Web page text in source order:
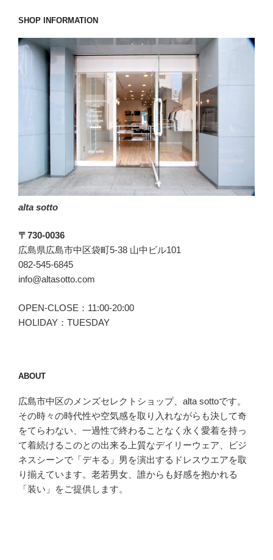
SHOP INFORMATION
alta sotto
〒730-0036
広島県広島市中区袋町5-38 山中ビル101
082-545-6845
info@altasotto.com
OPEN-CLOSE：11:00-20:00
HOLIDAY：TUESDAY
ABOUT
広島市中区のメンズセレクトショップ、alta sottoです。
その時々の時代性や空気感を取り入れながらも決して奇
をてらわない、一過性で終わることなく永く愛着を持っ
て着続けるこのとの出来る上質なデイリーウェア、ビジ
ネスシーンで「デキる」男を演出するドレスウエアを取
り揃えています。老若男女、誰からも好感を抱かれる
「装い」をご提供します。